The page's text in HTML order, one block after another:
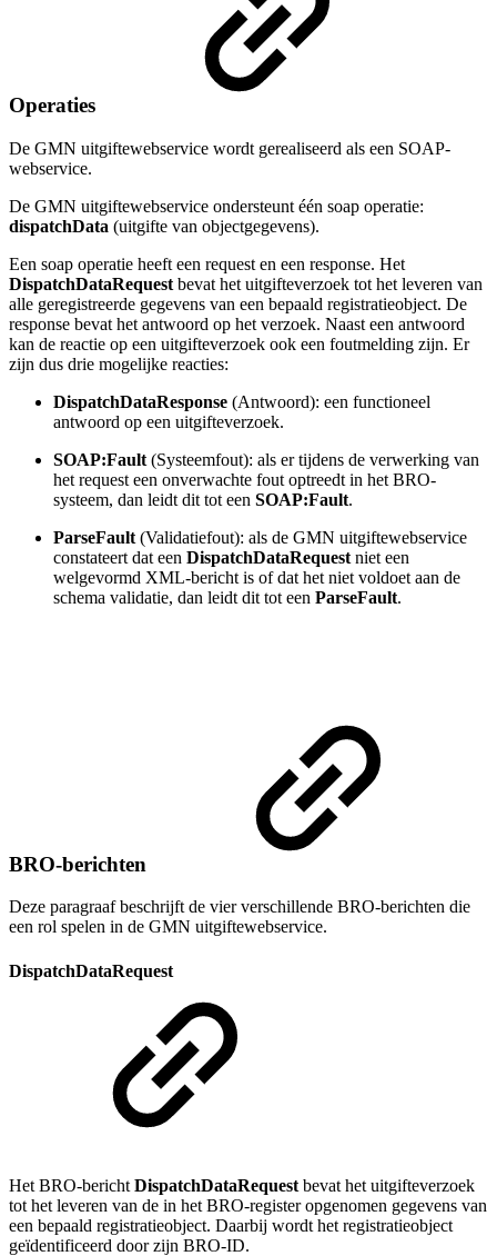
Operaties
De GMN uitgiftewebservice wordt gerealiseerd als een SOAP-
webservice.
De GMN uitgiftewebservice ondersteunt één soap operatie:
dispatchData (uitgifte van objectgegevens).
Een soap operatie heeft een request en een response. Het
DispatchDataRequest bevat het uitgifteverzoek tot het leveren van
alle geregistreerde gegevens van een bepaald registratieobject. De
response bevat het antwoord op het verzoek. Naast een antwoord
kan de reactie op een uitgifteverzoek ook een foutmelding zijn. Er
zijn dus drie mogelijke reacties:
DispatchDataResponse (Antwoord): een functioneel
antwoord op een uitgifteverzoek.
SOAP:Fault (Systeemfout): als er tijdens de verwerking van
het request een onverwachte fout optreedt in het BRO-
systeem, dan leidt dit tot een SOAP:Fault.
ParseFault (Validatiefout): als de GMN uitgiftewebservice
constateert dat een DispatchDataRequest niet een
welgevormd XML-bericht is of dat het niet voldoet aan de
schema validatie, dan leidt dit tot een ParseFault.
BRO-berichten
Deze paragraaf beschrijft de vier verschillende BRO-berichten die
een rol spelen in de GMN uitgiftewebservice.
DispatchDataRequest
Het BRO-bericht DispatchDataRequest bevat het uitgifteverzoek
tot het leveren van de in het BRO-register opgenomen gegevens van
een bepaald registratieobject. Daarbij wordt het registratieobject
geïdentificeerd door zijn BRO-ID.